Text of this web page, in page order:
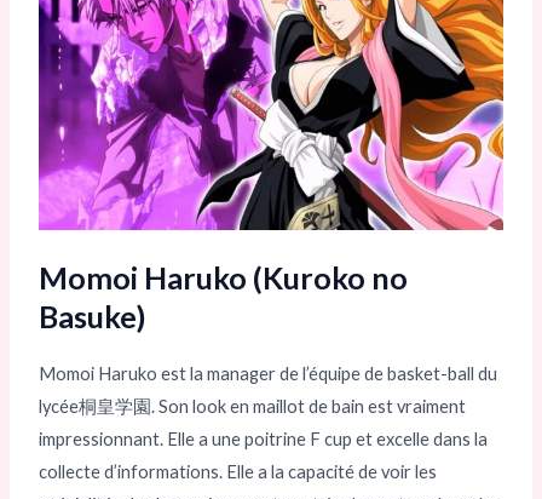
Momoi Haruko (Kuroko no
Basuke)
Momoi Haruko est la manager de l’équipe de basket-ball du
lycée桐皇学園. Son look en maillot de bain est vraiment
impressionnant. Elle a une poitrine F cup et excelle dans la
collecte d’informations. Elle a la capacité de voir les